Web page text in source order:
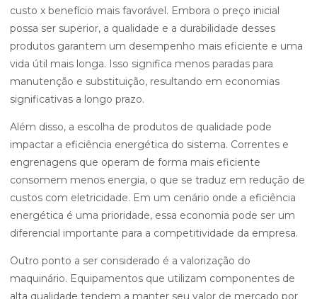
custo x benefício mais favorável. Embora o preço inicial
possa ser superior, a qualidade e a durabilidade desses
produtos garantem um desempenho mais eficiente e uma
vida útil mais longa. Isso significa menos paradas para
manutenção e substituição, resultando em economias
significativas a longo prazo.
Além disso, a escolha de produtos de qualidade pode
impactar a eficiência energética do sistema. Correntes e
engrenagens que operam de forma mais eficiente
consomem menos energia, o que se traduz em redução de
custos com eletricidade. Em um cenário onde a eficiência
energética é uma prioridade, essa economia pode ser um
diferencial importante para a competitividade da empresa.
Outro ponto a ser considerado é a valorização do
maquinário. Equipamentos que utilizam componentes de
alta qualidade tendem a manter seu valor de mercado por